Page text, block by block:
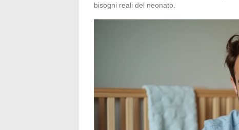
bisogni reali del neonato.